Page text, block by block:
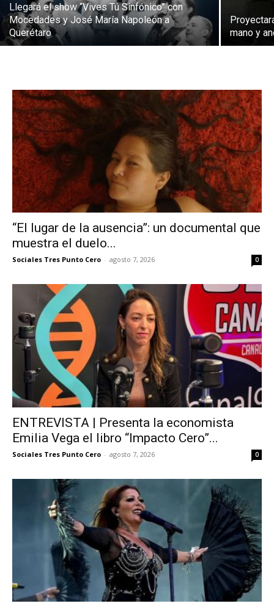
Llegará el show “Vives Tú Sinfónico” con
Mocedades y José María Napoleón a
Querétaro
mano y
“El lugar de la ausencia”: un documental que
muestra el duelo...
Sociales Tres Punto Cero - agosto 7, 2026 0
ENTREVISTA | Presenta la economista
Emilia Vega el libro “Impacto Cero”...
Sociales Tres Punto Cero - agosto 7, 2026 0